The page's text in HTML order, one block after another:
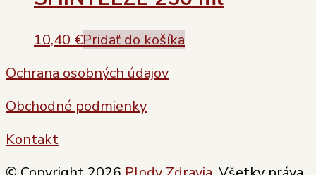
10,40 €Pridať do košíka
Ochrana osobných údajov
Obchodné podmienky
Kontakt